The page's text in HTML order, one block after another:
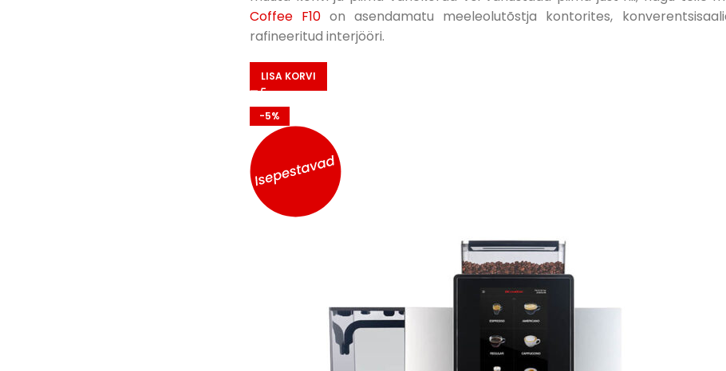
Coffee F10 on asendamatu meeleolutõstja kontorites,
rafineeritud interjööri.
LISA KORVI
-5%